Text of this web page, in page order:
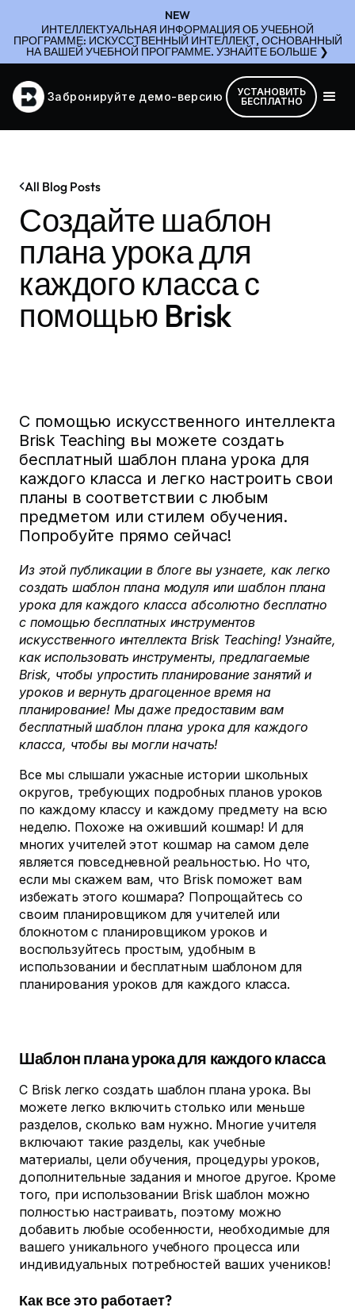
NEW
ИНТЕЛЛЕКТУАЛЬНАЯ ИНФОРМАЦИЯ ОБ УЧЕБНОЙ
ПРОГРАММЕ: ИСКУССТВЕННЫЙ ИНТЕЛЛЕКТ, ОСНОВАННЫЙ
НА ВАШЕЙ УЧЕБНОЙ ПРОГРАММЕ. УЗНАЙТЕ БОЛЬШЕ ❯
Забронируйте демо-версию
УСТАНОВИТЬ
БЕСПЛАТНО
All Blog Posts
Создайте шаблон
плана урока для
каждого класса с
помощью Brisk
С помощью искусственного интеллекта
Brisk Teaching вы можете создать
бесплатный шаблон плана урока для
каждого класса и легко настроить свои
планы в соответствии с любым
предметом или стилем обучения.
Попробуйте прямо сейчас!
Из этой публикации в блоге вы узнаете, как легко
создать шаблон плана модуля или шаблон плана
урока для каждого класса абсолютно бесплатно
с помощью бесплатных инструментов
искусственного интеллекта Brisk Teaching! Узнайте,
как использовать инструменты, предлагаемые
Brisk, чтобы упростить планирование занятий и
уроков и вернуть драгоценное время на
планирование! Мы даже предоставим вам
бесплатный шаблон плана урока для каждого
класса, чтобы вы могли начать!
Все мы слышали ужасные истории школьных
округов, требующих подробных планов уроков
по каждому классу и каждому предмету на всю
неделю. Похоже на оживший кошмар! И для
многих учителей этот кошмар на самом деле
является повседневной реальностью. Но что,
если мы скажем вам, что Brisk поможет вам
избежать этого кошмара? Попрощайтесь со
своим планировщиком для учителей или
блокнотом с планировщиком уроков и
воспользуйтесь простым, удобным в
использовании и бесплатным шаблоном для
планирования уроков для каждого класса.
Шаблон плана урока для каждого класса
С Brisk легко создать шаблон плана урока. Вы
можете легко включить столько или меньше
разделов, сколько вам нужно. Многие учителя
включают такие разделы, как учебные
материалы, цели обучения, процедуры уроков,
дополнительные задания и многое другое. Кроме
того, при использовании Brisk шаблон можно
полностью настраивать, поэтому можно
добавить любые особенности, необходимые для
вашего уникального учебного процесса или
индивидуальных потребностей ваших учеников!
Как все это работает?